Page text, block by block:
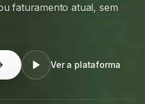
faturamento atual, sem
Ver a plataforma